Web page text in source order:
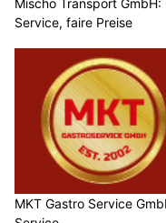
Mischo Transport
Service, faire Preise
MKT Gastro Service